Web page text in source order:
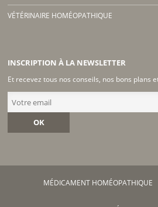
VÉTÉRINAIRE HOMÉOPATHIQUE
INSCRIPTION À LA NEWSLETTER
Et recevez tous nos conseils, nos bons plans
OK
MÉDICAMENT HOMÉOPATHIQUE